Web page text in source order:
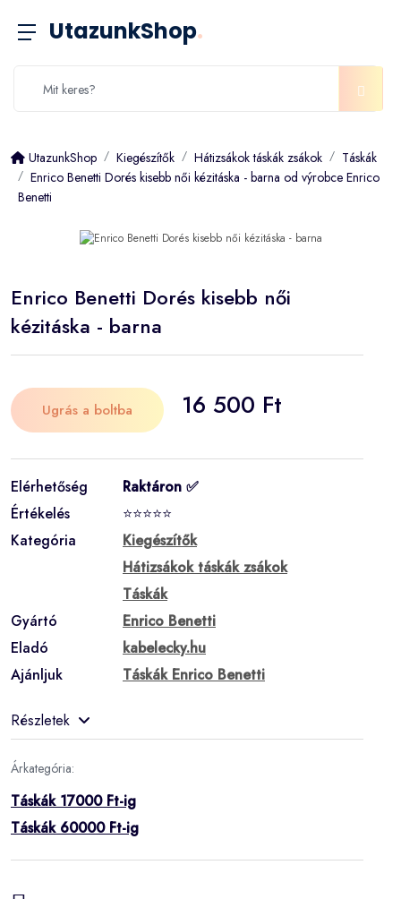
UtazunkShop.
UtazunkShop Kiegészítők Hátizsákok táskák zsákok
Táskák
Enrico Benetti Dorés kisebb női kézitáska - barna od výrobce Enrico
Benetti
Enrico Benetti Dorés kisebb női
kézitáska - barna
Ugrás a boltba 16 500 Ft
Elérhetőség
Raktáron ✅
Értékelés
⭐⭐⭐⭐⭐
Kategória
Kiegészítők
Hátizsákok táskák zsákok
Táskák
Gyártó
Enrico Benetti
Eladó
kabelecky.hu
Ajánljuk
Táskák Enrico Benetti
Részletek
Árkategória:
Táskák 17000 Ft-ig
Táskák 60000 Ft-ig